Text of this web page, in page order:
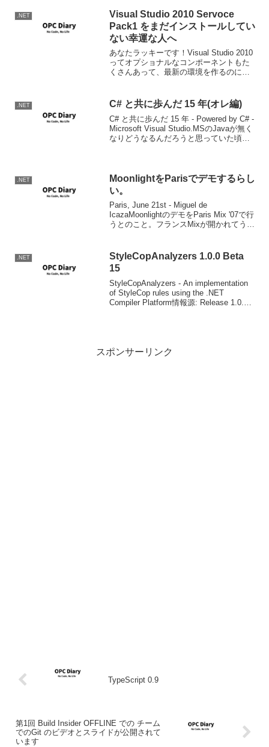
文について説明します。基本的なクエリ
Linqでの基本的な...
.NET
Visual Studio 2010 Servoce
Pack1 をまだインストールしてい
ない幸運な人へ
あなたラッキーです！Visual Studio 2010
ってオプショナルなコンポーネントもた
くさんあって、最新の環境を作るのに何
そんなあなたにWeb Platform ...
.NET C# と共に歩んだ 15 年(オレ編)
C# と共に歩んだ 15 年 - Powered by C# -
Microsoft Visual Studio.MSのJavaが無く
なりどうなるんだろうと思っていた頃に
.NET
MoonlightをParisでデモするらし
い。
Paris, June 21st - Miguel de
IcazaMoonlightのデモをParis Mix '07で行
うとのこと。フランスMixが開かれてうら
.NET
StyleCopAnalyzers 1.0.0 Beta
15
StyleCopAnalyzers - An implementation
of StyleCop rules using the .NET
Compiler Platform情報源: Release 1.0.0
スポンサーリンク
TypeScript 0.9
第1回 Build Insider OFFLINE での チーム
でのGit のビデオとスライドが公開されて
います